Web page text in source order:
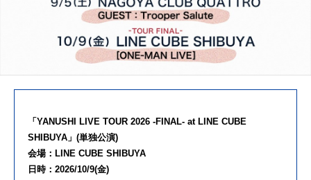
「YANUSHI LIVE TOUR 2026 -FINAL- at LINE CUBE
SHIBUYA」(単独公演)
会場：LINE CUBE SHIBUYA
日時：2026/10/9(金)